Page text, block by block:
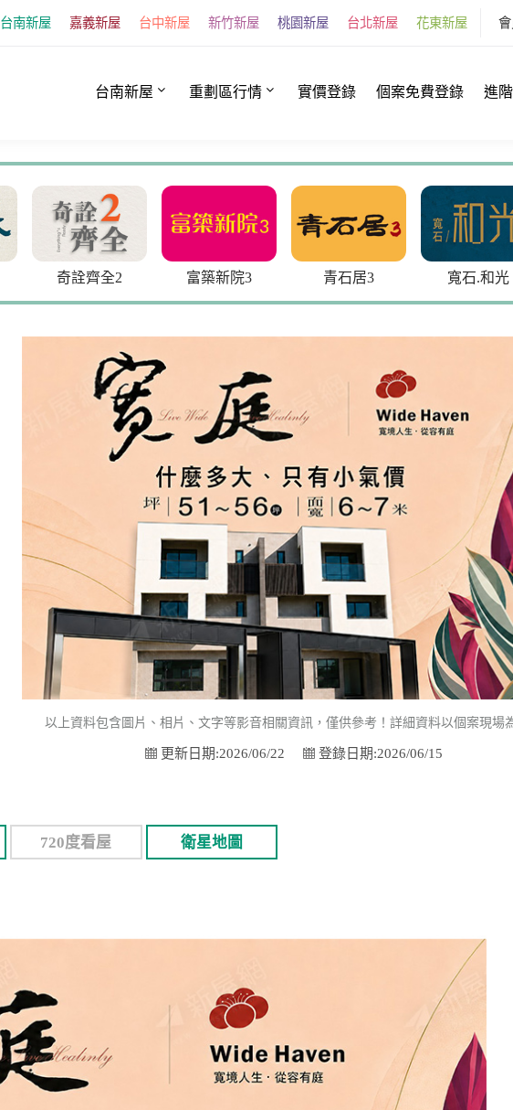
台南新屋 嘉義新屋 台中新屋 新竹新屋 桃園新屋 台北新屋 花東新屋
台南新屋 重劃區行情 實價登錄 個案免費登錄 進
奇詮齊全2 富築新院3 青石居3 寬石.和光
以上資料包含圖片、相片、文字等影音相關資訊，僅供參考！詳細資料以個案現場
更新日期:2026/06/22 登錄日期:2026/06/15
720度看屋 衛星地圖